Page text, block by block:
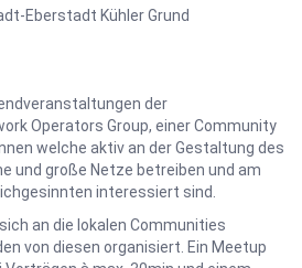
Eberstadt Kühler Grund
der
Operators Group, einer Community
welche aktiv an der Gestaltung des
und große Netze betreiben und am
interessiert sind.
an die lokalen Communities
von diesen organisiert. Ein Meetup